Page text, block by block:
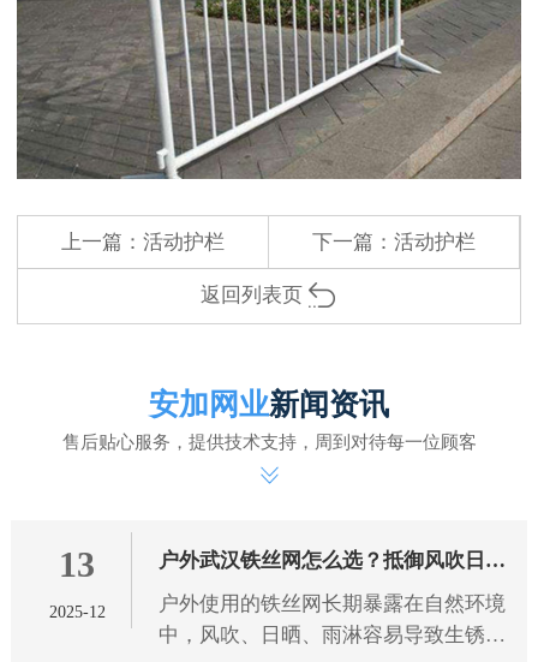
上一篇：活动护栏 下一篇： 活动护栏
返回列表页
安加网业新闻资讯
售后贴心服务，提供技术支持，周到对待每一位顾客
13
2025-12
户外武汉铁丝网怎么选？抵御风吹日晒
雨淋有技巧
户外使用的铁丝网长期暴露在自然环境
中，风吹、日晒、雨淋容易导致生锈、